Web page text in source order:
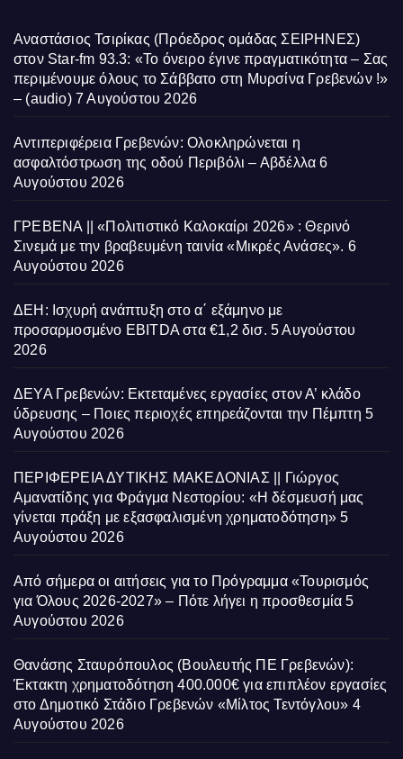
Αναστάσιος Τσιρίκας (Πρόεδρος ομάδας ΣΕΙΡΗΝΕΣ)
στον Star-fm 93.3: «Το όνειρο έγινε πραγματικότητα – Σας
περιμένουμε όλους το Σάββατο στη Μυρσίνα Γρεβενών !»
– (audio) 7 Αυγούστου 2026
Αντιπεριφέρεια Γρεβενών: Ολοκληρώνεται η
ασφαλτόστρωση της οδού Περιβόλι – Αβδέλλα 6
Αυγούστου 2026
ΓΡΕΒΕΝΑ || «Πολιτιστικό Καλοκαίρι 2026» : Θερινό
Σινεμά με την βραβευμένη ταινία «Μικρές Ανάσες». 6
Αυγούστου 2026
ΔΕΗ: Ισχυρή ανάπτυξη στο α΄ εξάμηνο με
προσαρμοσμένο EBITDA στα €1,2 δισ. 5 Αυγούστου
2026
ΔΕΥΑ Γρεβενών: Εκτεταμένες εργασίες στον Α’ κλάδο
ύδρευσης – Ποιες περιοχές επηρεάζονται την Πέμπτη 5
Αυγούστου 2026
ΠΕΡΙΦΕΡΕΙΑ ΔΥΤΙΚΗΣ ΜΑΚΕΔΟΝΙΑΣ || Γιώργος
Αμανατίδης για Φράγμα Νεστορίου: «Η δέσμευσή μας
γίνεται πράξη με εξασφαλισμένη χρηματοδότηση» 5
Αυγούστου 2026
Από σήμερα οι αιτήσεις για το Πρόγραμμα «Τουρισμός
για Όλους 2026-2027» – Πότε λήγει η προσθεσμία 5
Αυγούστου 2026
Θανάσης Σταυρόπουλος (Βουλευτής ΠΕ Γρεβενών):
Έκτακτη χρηματοδότηση 400.000€ για επιπλέον εργασίες
στο Δημοτικό Στάδιο Γρεβενών «Μίλτος Τεντόγλου» 4
Αυγούστου 2026